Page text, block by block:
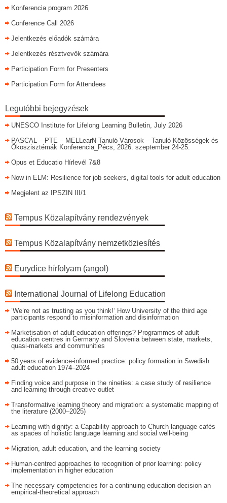
Konferencia program 2026
Conference Call 2026
Jelentkezés előadók számára
Jelentkezés résztvevők számára
Participation Form for Presenters
Participation Form for Attendees
Legutóbbi bejegyzések
UNESCO Institute for Lifelong Learning Bulletin, July 2026
PASCAL – PTE – MELLearN Tanuló Városok – Tanuló Közösségek és
Ökoszisztémák Konferencia_Pécs, 2026. szeptember 24-25.
Opus et Educatio Hírlevél 7&8
Now in ELM: Resilience for job seekers, digital tools for adult education
Megjelent az IPSZIN III/1
Tempus Közalapítvány rendezvények
Tempus Közalapítvány nemzetköziesítés
Eurydice hírfolyam (angol)
International Journal of Lifelong Education
’We’re not as trusting as you think!‘ How University of the third age
participants respond to misinformation and disinformation
Marketisation of adult education offerings? Programmes of adult
education centres in Germany and Slovenia between state, markets,
quasi-markets and communities
50 years of evidence‑informed practice: policy formation in Swedish
adult education 1974–2024
Finding voice and purpose in the nineties: a case study of resilience
and learning through creative outlet
Transformative learning theory and migration: a systematic mapping of
the literature (2000–2025)
Learning with dignity: a Capability approach to Church language cafés
as spaces of holistic language learning and social well-being
Migration, adult education, and the learning society
Human-centred approaches to recognition of prior learning: policy
implementation in higher education
The necessary competencies for a continuing education decision an
empirical-theoretical approach